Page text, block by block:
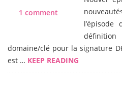
1 comment
l’épisode
domaine/clé pour la signature
est … KEEP READING